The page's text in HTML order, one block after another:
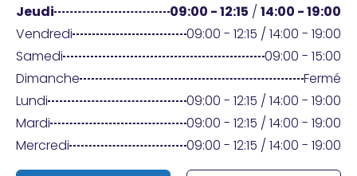
Connexion
Praticien ?
Jeudi
09:00 - 12:15 / 14:00 - 19:00
Vendredi
09:00 - 12:15 / 14:00 - 19:00
Samedi
09:00 - 15:00
Dimanche
Fermé
Lundi
09:00 - 12:15 / 14:00 - 19:00
Mardi
09:00 - 12:15 / 14:00 - 19:00
Mercredi
09:00 - 12:15 / 14:00 - 19:00